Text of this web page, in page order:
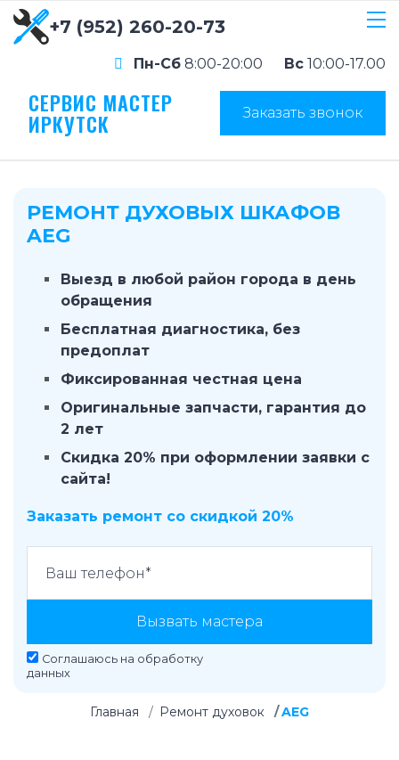
+7 (952) 260-20-73
Пн-Сб 8:00-20:00 Вс 10:00-17.00
СЕРВИС МАСТЕР
ИРКУТСК Заказать звонок
РЕМОНТ ДУХОВЫХ ШКАФОВ
AEG
Выезд в любой район города в день
обращения
Бесплатная диагностика, без
предоплат
Фиксированная честная цена
Оригинальные запчасти, гарантия до
2 лет
Скидка 20% при оформлении заявки с
сайта!
Заказать ремонт со скидкой 20%
Вызвать мастера
Соглашаюсь на обработку
данных
Главная Ремонт духовок AEG